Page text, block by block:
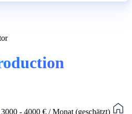
3000 - 4000 € / Monat (geschätzt)